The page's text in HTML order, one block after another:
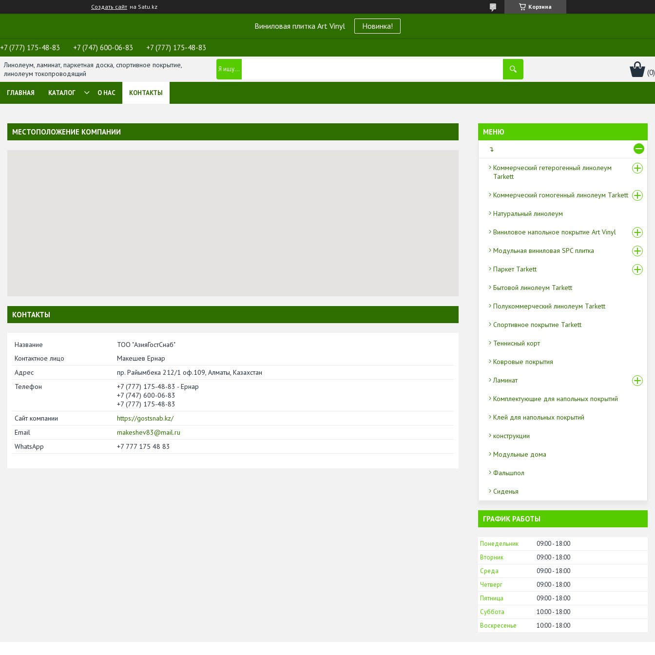
Создать сайт на Satu.kz Корзина
Виниловая плитка Art Vinyl Новинка!
+7 (777) 175-48-83 +7 (747) 600-06-83 +7 (777) 175-48-83
Линолеум, ламинат, паркетная доска, спортивное покрытие,
линолеум токопроводящий
ГЛАВНАЯ КАТАЛОГ О НАС КОНТАКТЫ
МЕСТОПОЛОЖЕНИЕ КОМПАНИИ
КОНТАКТЫ
ТОО "АзияГостСнаб"
Макешев Ернар
пр. Райымбека 212/1 оф.109, Алматы, Казахстан
+7 (777) 175-48-83
Ернар
+7 (747) 600-06-83
+7 (777) 175-48-83
https://gostsnab.kz/
makeshev83@mail.ru
+7 777 175 48 83
↴
Коммерческий гетерогенный линолеум
Tarkett
Коммерческий гомогенный линолеум Tarkett
Натуральный линолеум
Виниловое напольное покрытие Art Vinyl
Модульная виниловая SPC плитка
Паркет Tarkett
Бытовой линолеум Tarkett
Полукоммерческий линолеум Tarkett
Спортивное покрытие Tarkett
Теннисный корт
Ковровые покрытия
Ламинат
Комплектующие для напольных покрытий
Клей для напольных покрытий
конструкции
Модульные дома
Фальшпол
Сиденья
ГРАФИК РАБОТЫ
Понедельник 09:00 18:00
Вторник
09:00 18:00
Среда
09:00 18:00
Четверг
09:00 18:00
Пятница
09:00 18:00
Суббота
10:00 18:00
Воскресенье
10:00 18:00